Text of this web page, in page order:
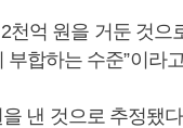
억 원을 거둔 것으
합하는 수준”이라
낸 것으로 추정됐